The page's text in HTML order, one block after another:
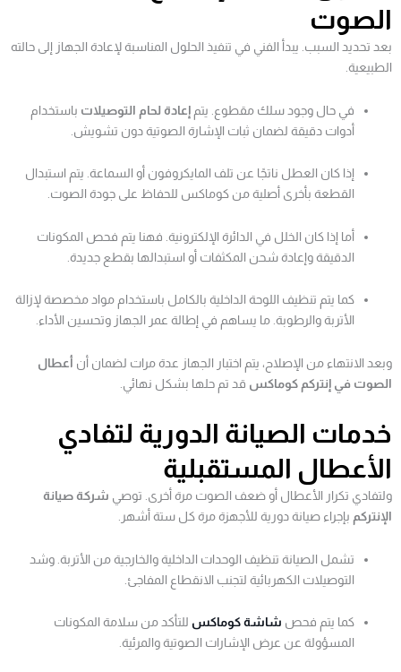
الصوت
بعد تحديد السبب. يبدأ الفني في تنفيذ الحلول المناسبة لإعادة الجهاز إلى حالته
الطبيعية.
في حال وجود سلك مقطوع. يتم إعادة لحام التوصيلات باستخدام
أدوات دقيقة لضمان ثبات الإشارة الصوتية دون تشويش.
إذا كان العطل ناتجًا عن تلف المايكروفون أو السماعة. يتم استبدال
القطعة بأخرى أصلية من كوماكس للحفاظ على جودة الصوت.
أما إذا كان الخلل في الدائرة الإلكترونية. فهنا يتم فحص المكونات
الدقيقة وإعادة شحن المكثفات أو استبدالها بقطع جديدة.
كما يتم تنظيف اللوحة الداخلية بالكامل باستخدام مواد مخصصة لإزالة
الأتربة والرطوبة. ما يساهم في إطالة عمر الجهاز وتحسين الأداء.
وبعد الانتهاء من الإصلاح، يتم اختبار الجهاز عدة مرات لضمان أن أعطال
الصوت في إنتركم كوماكس قد تم حلها بشكل نهائي.
خدمات الصيانة الدورية لتفادي
الأعطال المستقبلية
ولتفادي تكرار الأعطال أو ضعف الصوت مرة أخرى. توصي شركة صيانة
الإنتركم بإجراء صيانة دورية للأجهزة مرة كل ستة أشهر.
تشمل الصيانة تنظيف الوحدات الداخلية والخارجية من الأتربة. وشد
التوصيلات الكهربائية لتجنب الانقطاع المفاجئ.
كما يتم فحص شاشة كوماكس للتأكد من سلامة المكونات
المسؤولة عن عرض الإشارات الصوتية والمرئية.